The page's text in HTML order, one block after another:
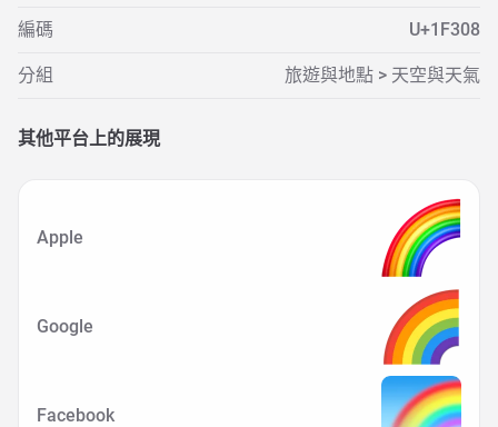
編碼 U+1F308
分組 旅遊與地點 > 天空與天氣
其他平台上的展現
Apple
Google
Facebook